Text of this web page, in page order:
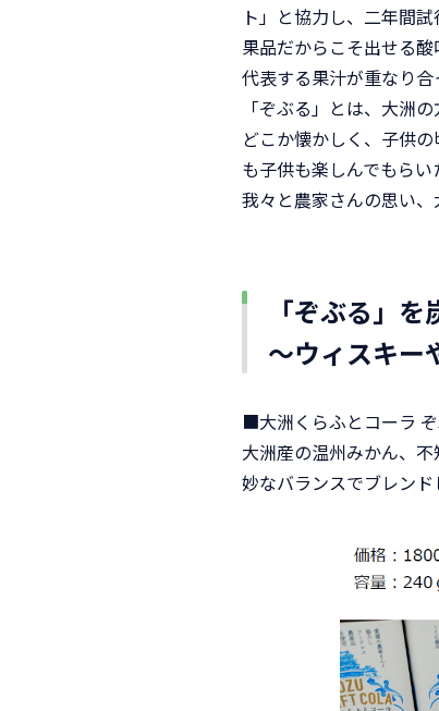
ト」と協力し、二年間
果品だからこそ出せる
代表する果汁が重なり合
「ぞぶる」とは、大洲
どこか懐かしく、子供
も子供も楽しんでもら
我々と農家さんの思い
「ぞぶる」
～ウィスキー
■大洲くらふとコーラ ぞ
大洲産の温州みかん、
妙なバランスでブレン